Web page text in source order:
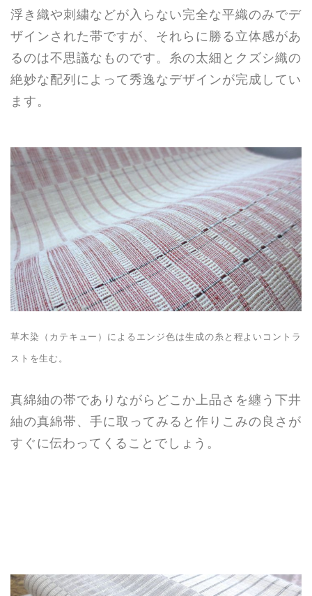
浮き織や刺繍などが入らない完全な平織のみでデ
ザインされた帯ですが、それらに勝る立体感があ
るのは不思議なものです。糸の太細とクズシ織の
絶妙な配列によって秀逸なデザインが完成してい
ます。
草木染（カテキュー）によるエンジ色は生成の糸と程よいコントラ
ストを生む。
真綿紬の帯でありながらどこか上品さを纏う下井
紬の真綿帯、手に取ってみると作りこみの良さが
すぐに伝わってくることでしょう。